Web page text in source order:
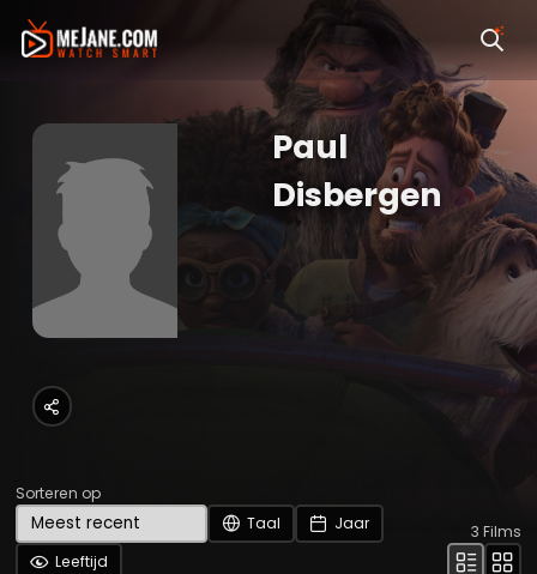
Paul
Disbergen
Sorteren op
Taal
Jaar
Leeftijd
3 Films